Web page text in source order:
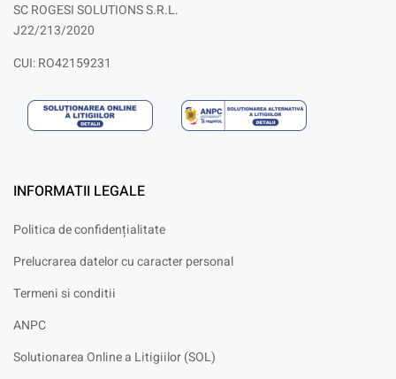
SC ROGESI SOLUTIONS S.R.L.
J22/213/2020
CUI: RO42159231
INFORMATII LEGALE
Politica de confidențialitate
Prelucrarea datelor cu caracter personal
Termeni si conditii
ANPC
Solutionarea Online a Litigiilor (SOL)